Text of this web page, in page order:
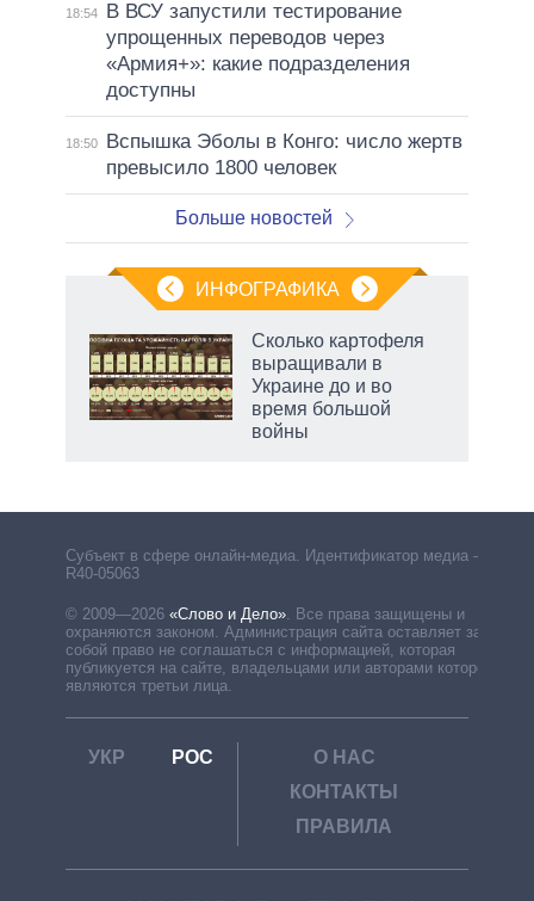
18:54
В ВСУ запустили тестирование
упрощенных переводов через
«Армия+»: какие подразделения
доступны
18:50
Вспышка Эболы в Конго: число жертв
превысило 1800 человек
Больше новостей
ИНФОГРАФИКА
Сколько картофеля
выращивали в
Украине до и во
время большой
войны
Субъект в сфере онлайн-медиа. Идентификатор медиа –
R40-05063
© 2009—2026 «Слово и Дело». Все права защищены и
охраняются законом. Администрация сайта оставляет за
собой право не соглашаться с информацией, которая
публикуется на сайте, владельцами или авторами которой
являются третьи лица.
УКР РОС
О НАС
КОНТАКТЫ
ПРАВИЛА